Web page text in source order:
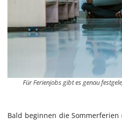
Für Ferienjobs gibt es genau
Bald beginnen die Sommerferien